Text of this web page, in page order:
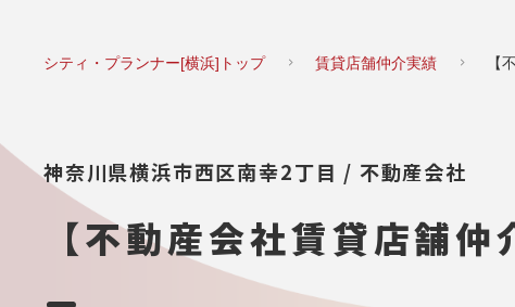
シティ・プランナー[横浜]トップ 賃貸店舗仲介実績 【
神奈川県横浜市西区南幸2丁目 / 不動産会社
【不動産会社賃貸店舗